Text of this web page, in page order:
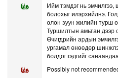
Ийм тэмдэг нь эмчилгээ,
болохыг илэрхийлнэ.
олон зуун жилийн турш
Туршилтын амьтан дээр
Өчигдрийн ардын
ургамал өнөөдөр
болдог гэдгийг
Possibly not